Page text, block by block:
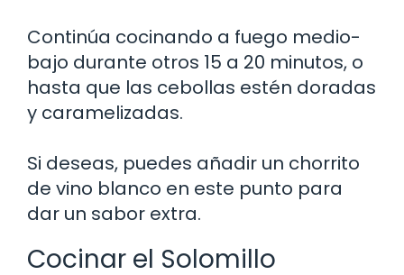
Continúa cocinando a fuego medio-
bajo durante otros 15 a 20 minutos, o
hasta que las cebollas estén doradas
y caramelizadas.
Si deseas, puedes añadir un chorrito
de vino blanco en este punto para
dar un sabor extra.
Cocinar el Solomillo